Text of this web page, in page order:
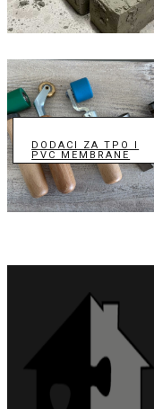
DODACI ZA TPO I
PVC MEMBRANE